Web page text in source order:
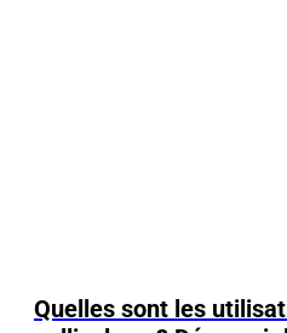
Quelles sont les